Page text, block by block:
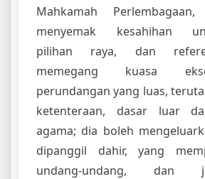
Mahkamah
menyemak kesahihan
pilihan raya, dan
memegang kuasa
perundangan yang luas,
ketenteraan, dasar luar
agama; dia boleh
dipanggil dahir, yang
undang-undang, dan